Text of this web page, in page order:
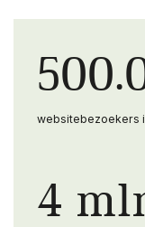
websitebezoekers
4